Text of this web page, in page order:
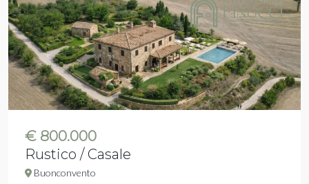
€ 800.000
Rustico / Casale
Buonconvento